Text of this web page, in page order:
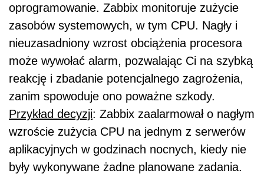
oprogramowanie. Zabbix monitoruje zużycie
zasobów systemowych, w tym CPU. Nagły i
nieuzasadniony wzrost obciążenia procesora
może wywołać alarm, pozwalając Ci na szybką
reakcję i zbadanie potencjalnego zagrożenia,
zanim spowoduje ono poważne szkody.
Przykład decyzji: Zabbix zaalarmował o nagłym
wzroście zużycia CPU na jednym z serwerów
aplikacyjnych w godzinach nocnych, kiedy nie
były wykonywane żadne planowane zadania.